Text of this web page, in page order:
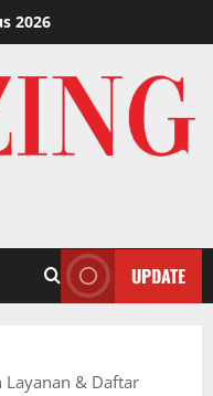
2026
UPDATE
Layanan & Daftar